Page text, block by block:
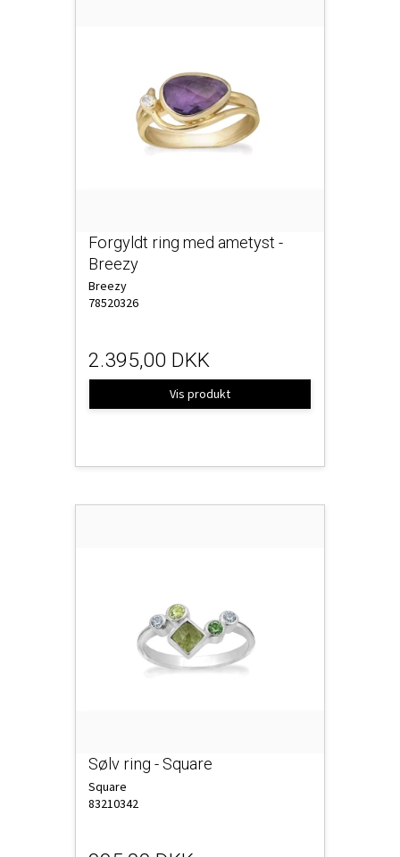
Forgyldt ring med ametyst -
Breezy
Breezy
78520326
2.395,00 DKK
Vis produkt
Sølv ring - Square
Square
83210342